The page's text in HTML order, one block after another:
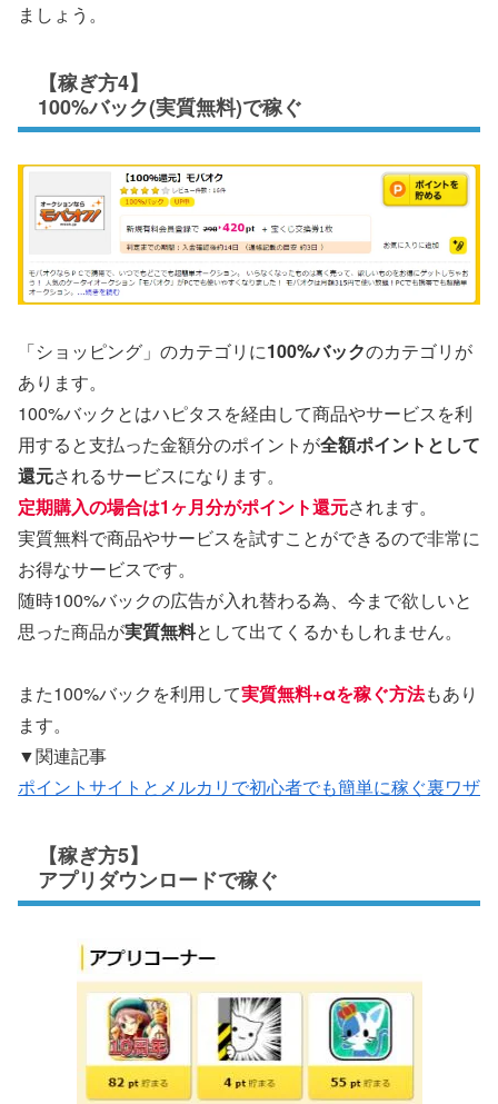
ましょう。
【稼ぎ方4】
100%バック(実質無料)で稼ぐ
「ショッピング」のカテゴリに100%バックのカテゴリが
あります。
100%バックとはハピタスを経由して商品やサービスを利
用すると支払った金額分のポイントが全額ポイントとして
還元されるサービスになります。
定期購入の場合は1ヶ月分がポイント還元されます。
実質無料で商品やサービスを試すことができるので非常に
お得なサービスです。
随時100%バックの広告が入れ替わる為、今まで欲しいと
思った商品が実質無料として出てくるかもしれません。
また100%バックを利用して実質無料+αを稼ぐ方法もあり
ます。
▼関連記事
ポイントサイトとメルカリで初心者でも簡単に稼ぐ裏ワザ
【稼ぎ方5】
アプリダウンロードで稼ぐ